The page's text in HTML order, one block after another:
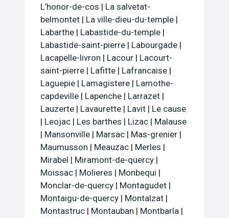
L’honor-de-cos | La salvetat-
belmontet | La ville-dieu-du-temple |
Labarthe | Labastide-du-temple |
Labastide-saint-pierre | Labourgade |
Lacapelle-livron | Lacour | Lacourt-
saint-pierre | Lafitte | Lafrancaise |
Laguepie | Lamagistere | Lamothe-
capdeville | Lapenche | Larrazet |
Lauzerte | Lavaurette | Lavit | Le cause
| Leojac | Les barthes | Lizac | Malause
| Mansonville | Marsac | Mas-grenier |
Maumusson | Meauzac | Merles |
Mirabel | Miramont-de-quercy |
Moissac | Molieres | Monbequi |
Monclar-de-quercy | Montagudet |
Montaigu-de-quercy | Montalzat |
Montastruc | Montauban | Montbarla |